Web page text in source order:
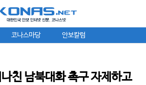
코나스마당 안보칼럼
친 남북대화 촉구 자제하고